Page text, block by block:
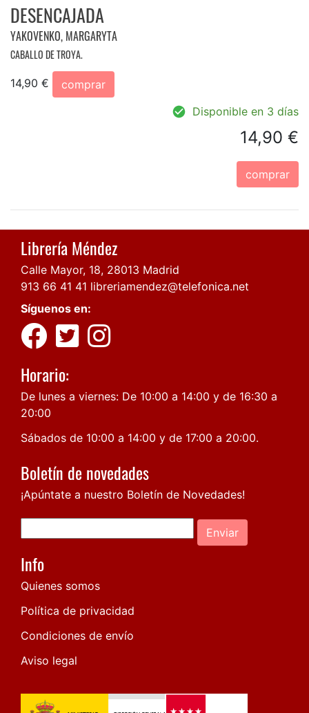
DESENCAJADA
YAKOVENKO, MARGARYTA
CABALLO DE TROYA.
14,90 €
comprar
Disponible en 3 días
14,90 €
comprar
Librería Méndez
Calle Mayor, 18, 28013 Madrid
913 66 41 41 libreriamendez@telefonica.net
Síguenos en:
Horario:
De lunes a viernes: De 10:00 a 14:00 y de 16:30 a
20:00
Sábados de 10:00 a 14:00 y de 17:00 a 20:00.
Boletín de novedades
¡Apúntate a nuestro Boletín de Novedades!
Enviar
Info
Quienes somos
Política de privacidad
Condiciones de envío
Aviso legal